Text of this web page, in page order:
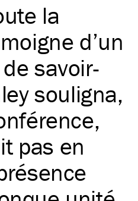
la
d’un
savoir-
souligna,
pas en